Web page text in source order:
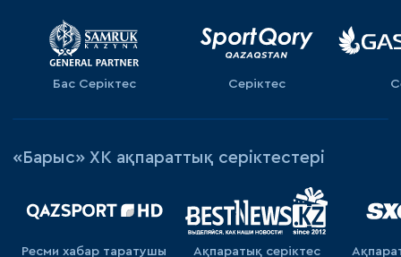
Бас Серіктес Серіктес
«Барыс» ХК ақпараттық серіктестері
Ресми хабар таратушы Ақпаратық серiктес